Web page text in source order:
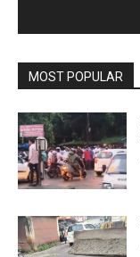
MOST POPULAR